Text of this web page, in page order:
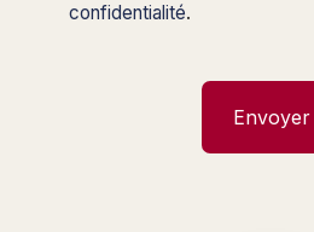
confidentialité.
Envoyer